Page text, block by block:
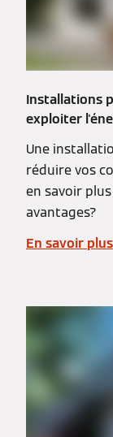
Installations
exploiter
Une
réduire vos
en savoir
avantages?
En savoir plus